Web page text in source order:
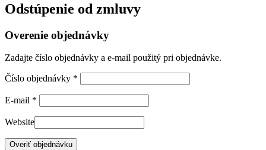
Odstúpenie od zmluvy
Overenie objednávky
Zadajte číslo objednávky a e-mail použitý pri objednávke.
Číslo objednávky *
E-mail *
Website
Overiť objednávku